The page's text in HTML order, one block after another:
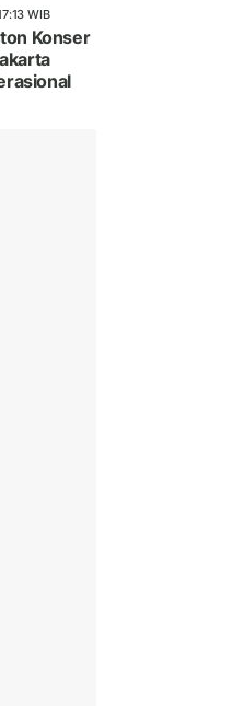
WIB
Konser